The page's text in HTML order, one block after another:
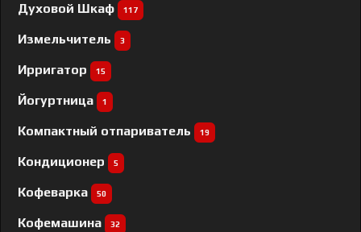
Духовой Шкаф 117
Измельчитель 3
Ирригатор 15
Йогуртница 1
Компактный отпариватель 19
Кондиционер 5
Кофеварка 50
Кофемашина 32